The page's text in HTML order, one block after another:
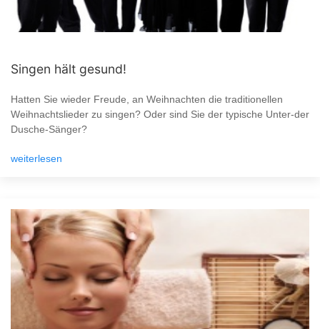
Singen hält gesund!
Hatten Sie wieder Freude, an Weihnachten die traditionellen
Weihnachtslieder zu singen? Oder sind Sie der typische Unter-der
Dusche-Sänger?
weiterlesen